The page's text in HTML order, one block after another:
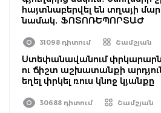
հայտնաբերվել են տղայի
նամակ․ ՖՈՏՈՌԵՊՈՐՏԱԺ
31098 դիտում Շամշյան
Ստեփանավանում
ու ճիշտ աշխատանքի
եղել փրկել ռուս կնոջ կյանքը
30688 դիտում Շամշյան